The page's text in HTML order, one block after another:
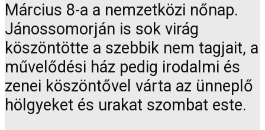
Március 8-a a nemzetközi nőnap.
Jánossomorján is sok virág
köszöntötte a szebbik nem tagjait, a
művelődési ház pedig irodalmi és
zenei köszöntővel várta az ünneplő
hölgyeket és urakat szombat este.